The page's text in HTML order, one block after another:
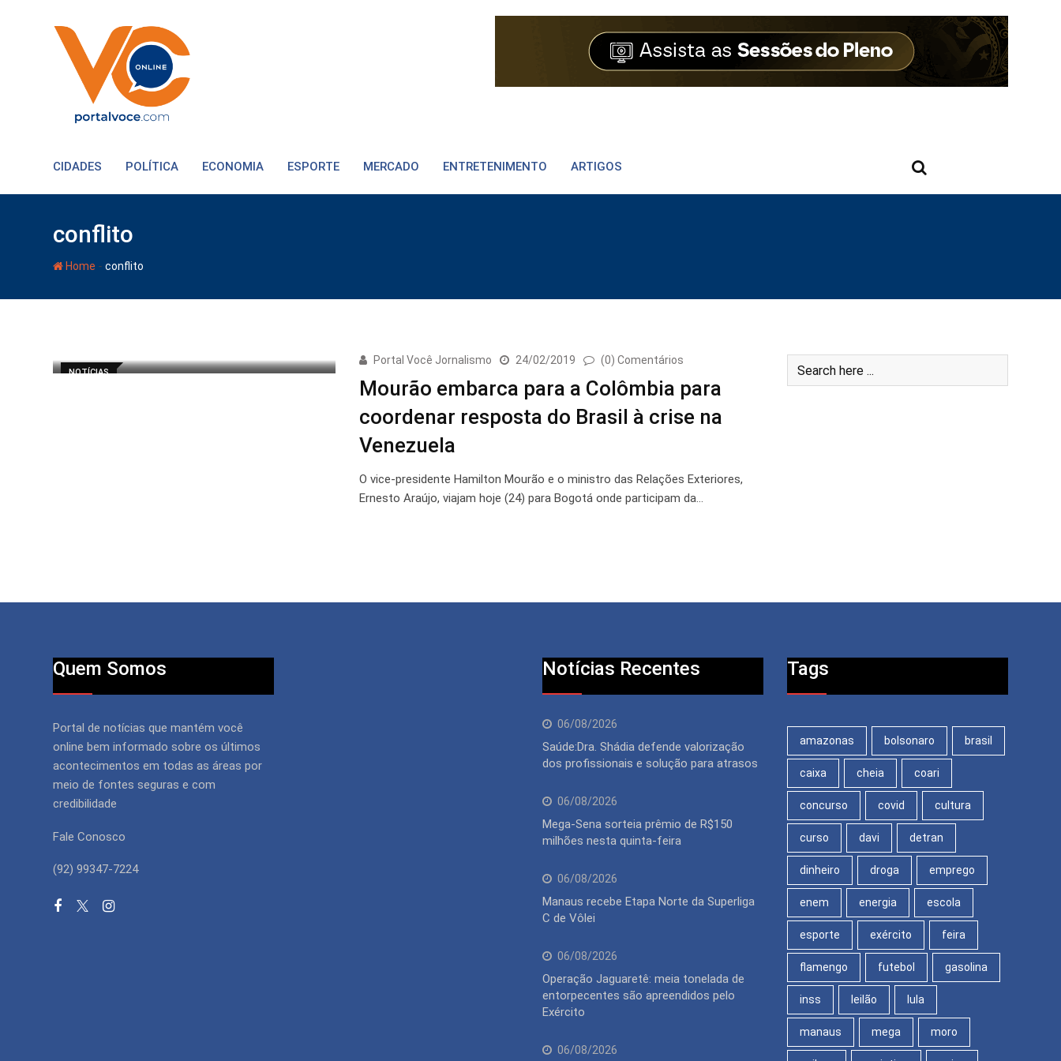
CIDADES POLÍTICA ECONOMIA ESPORTE MERCADO ENTRETENIMENTO ARTIGOS
conflito
Home - conflito
NOTÍCIAS
Portal Você Jornalismo 24/02/2019 (0) Comentários
Mourão embarca para a Colômbia para
coordenar resposta do Brasil à crise na
Venezuela
O vice-presidente Hamilton Mourão e o ministro das Relações Exteriores,
Ernesto Araújo, viajam hoje (24) para Bogotá onde participam da…
Quem Somos
Portal de notícias que mantém você
online bem informado sobre os últimos
acontecimentos em todas as áreas por
meio de fontes seguras e com
credibilidade
Fale Conosco
(92) 99347-7224
Notícias Recentes
06/08/2026
Saúde:Dra. Shádia defende valorização
dos profissionais e solução para atrasos
06/08/2026
Mega-Sena sorteia prêmio de R$150
milhões nesta quinta-feira
06/08/2026
Manaus recebe Etapa Norte da Superliga
C de Vôlei
06/08/2026
Operação Jaguaretê: meia tonelada de
entorpecentes são apreendidos pelo
Exército
06/08/2026
Tags
amazonas bolsonaro brasil
caixa cheia coari
concurso covid cultura
curso davi detran
dinheiro droga emprego
enem energia escola
esporte exército feira
flamengo futebol gasolina
inss leilão lula
manaus mega moro